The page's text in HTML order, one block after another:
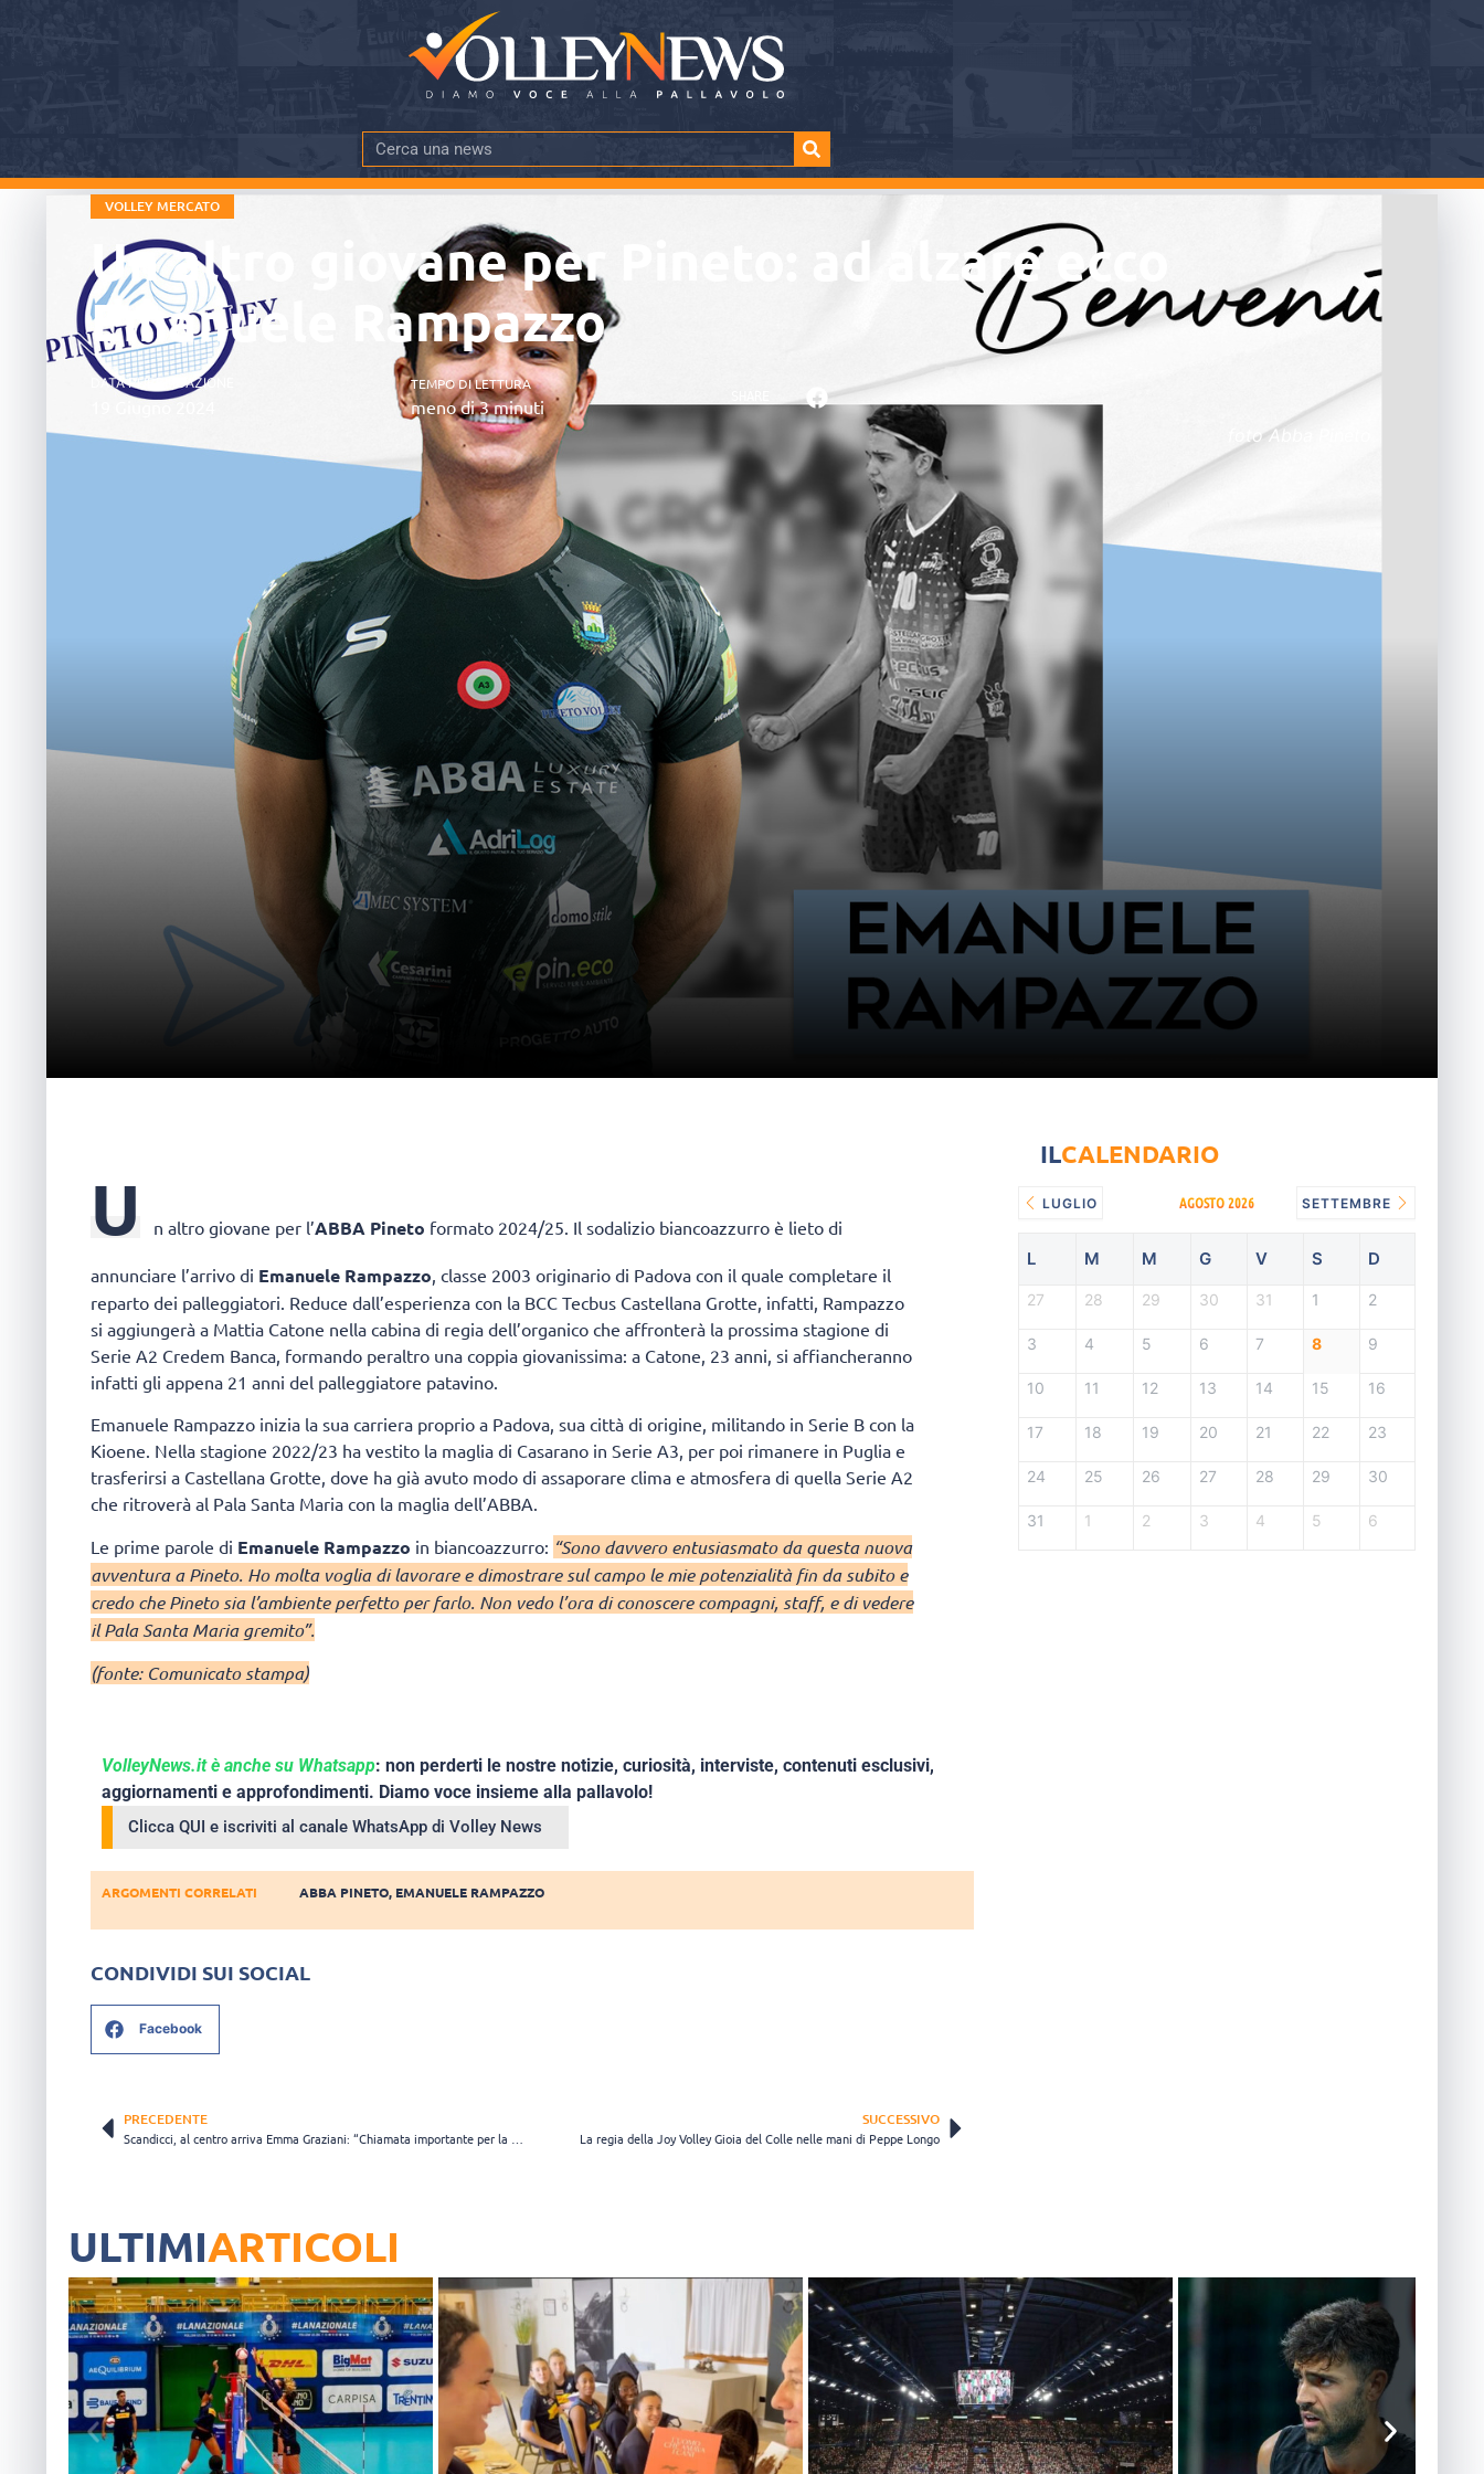
VOLLEY MERCATO
Un altro giovane per Pineto: ad alzare ecco
Emanuele Rampazzo
DATA PUBBLICAZIONE
19 Giugno 2024
TEMPO DI LETTURA
meno di 3 minuti
foto Abba Pineto
U n altro giovane per l’ABBA Pineto formato 2024/25. Il sodalizio biancoazzurro è lieto di
annunciare l’arrivo di Emanuele Rampazzo , classe 2003 originario di Padova con il quale completare il
reparto dei palleggiatori. Reduce dall’esperienza con la BCC Tecbus Castellana Grotte, infatti, Rampazzo
si aggiungerà a Mattia Catone nella cabina di regia dell’organico che affronterà la prossima stagione di
Serie A2 Credem Banca, formando peraltro una coppia giovanissima: a Catone, 23 anni, si affiancheranno
infatti gli appena 21 anni del palleggiatore patavino.
Emanuele Rampazzo inizia la sua carriera proprio a Padova, sua città di origine, militando in Serie B con la
Kioene. Nella stagione 2022/23 ha vestito la maglia di Casarano in Serie A3, per poi rimanere in Puglia e
trasferirsi a Castellana Grotte, dove ha già avuto modo di assaporare clima e atmosfera di quella Serie A2
che ritroverà al Pala Santa Maria con la maglia dell’ABBA.
Le prime parole di Emanuele Rampazzo in biancoazzurro: “Sono davvero entusiasmato da questa nuova
avventura a Pineto. Ho molta voglia di lavorare e dimostrare sul campo le mie potenzialità fin da subito e
credo che Pineto sia l’ambiente perfetto per farlo. Non vedo l’ora di conoscere compagni, staff, e di vedere
il Pala Santa Maria gremito”.
(fonte: Comunicato stampa)
VolleyNews.it è anche su Whatsapp: non perderti le nostre notizie, curiosità, interviste, contenuti esclusivi,
aggiornamenti e approfondimenti. Diamo voce insieme alla pallavolo!
Clicca QUI e iscriviti al canale WhatsApp di Volley News
ARGOMENTI CORRELATI ABBA PINETO, EMANUELE RAMPAZZO
CONDIVIDI SUI SOCIAL
Facebook
PRECEDENTE SUCCESSIVO
La regia della Joy Volley Gioia del Colle nelle mani di Peppe Longo
ILCALENDARIO
LUGLIO AGOSTO 2026 SETTEMBRE
L M M G V S D
27 28 29 30 31 1 2
3 4 5 6 7 8 9
10 11 12 13 14 15 16
17 18 19 20 21 22 23
24 25 26 27 28 29 30
31 1 2 3 4 5 6
ULTIMIARTICOLI